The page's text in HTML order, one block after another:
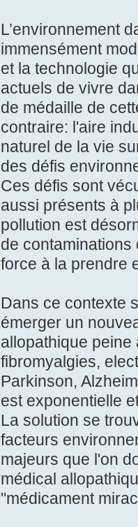
L’environnement
immensément
et la technologie
actuels de vivre
de médaille de
contraire: l'aire
naturel de la vie
des défis
Ces défis sont
aussi présents à
pollution est
de contaminations
force à la prendre
Dans ce contexte
émerger un
allopathique
fibromyalgies,
Parkinson,
est exponentielle
La solution se
facteurs
majeurs que l'on
médical
"médicament